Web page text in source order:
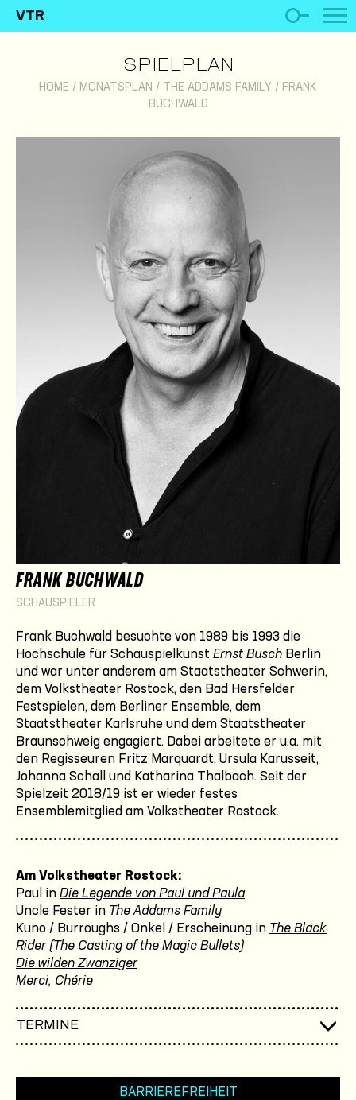
VTR
SPIELPLAN
HOME / MONATSPLAN / THE ADDAMS FAMILY / FRANK
BUCHWALD
FRANK BUCHWALD
SCHAUSPIELER
Frank Buchwald besuchte von 1989 bis 1993 die
Hochschule für Schauspielkunst Ernst Busch Berlin
und war unter anderem am Staatstheater Schwerin,
dem Volkstheater Rostock, den Bad Hersfelder
Festspielen, dem Berliner Ensemble, dem
Staatstheater Karlsruhe und dem Staatstheater
Braunschweig engagiert. Dabei arbeitete er u.a. mit
den Regisseuren Fritz Marquardt, Ursula Karusseit,
Johanna Schall und Katharina Thalbach. Seit der
Spielzeit 2018/19 ist er wieder festes
Ensemblemitglied am Volkstheater Rostock.
Am Volkstheater Rostock:
Paul in Die Legende von Paul und Paula
Uncle Fester in The Addams Family
Kuno / Burroughs / Onkel / Erscheinung in The Black
Rider (The Casting of the Magic Bullets)
Die wilden Zwanziger
Merci, Chérie
TERMINE
BARRIEREFREIHEIT